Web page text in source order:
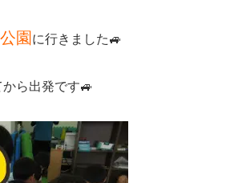
園 に行きました🚙
ら出発です🚙